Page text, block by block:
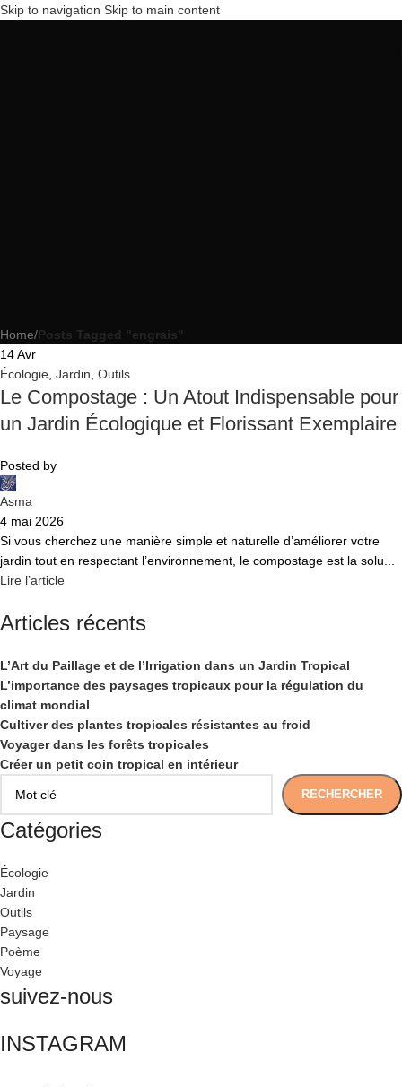
Skip to navigation Skip to main content
Home/Posts Tagged "engrais"
14Avr
Écologie Jardin Outils
Le Compostage : Un Atout Indispensable pour
un Jardin Écologique et Florissant Exemplaire
Posted by
Asma
4 mai 2026
Si vous cherchez une manière simple et naturelle d’améliorer votre
jardin tout en respectant l’environnement, le compostage est la solu...
Lire l’article
Articles récents
L’Art du Paillage et de l’Irrigation dans un Jardin Tropical
L’importance des paysages tropicaux pour la régulation du
climat mondial
Cultiver des plantes tropicales résistantes au froid
Voyager dans les forêts tropicales
Créer un petit coin tropical en intérieur
RECHERCHER
Catégories
Écologie
Jardin
Outils
Paysage
Poème
Voyage
suivez-nous
INSTAGRAM